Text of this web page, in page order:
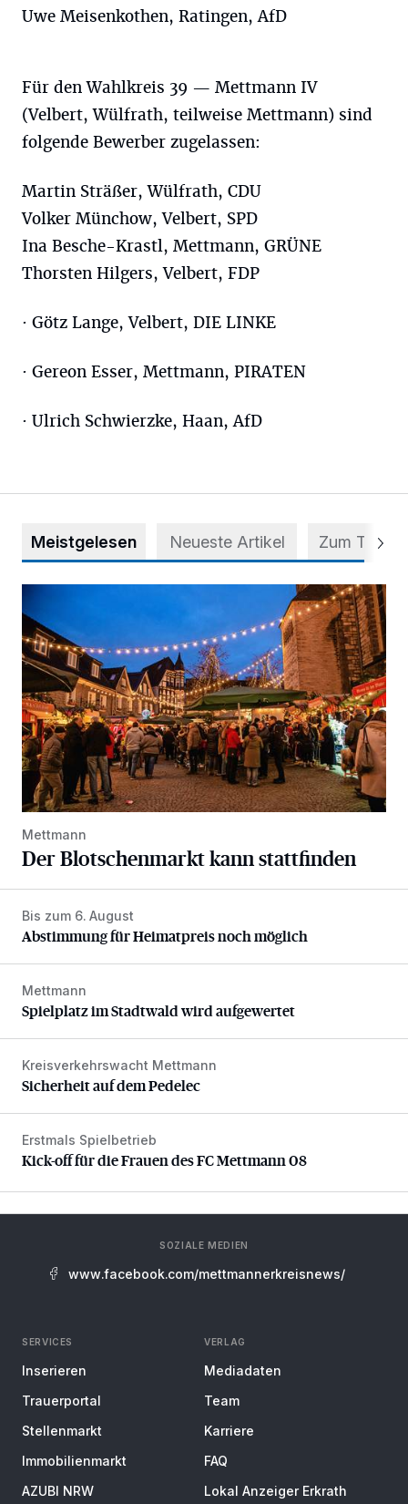
Uwe Meisenkothen, Ratingen, AfD
Für den Wahlkreis 39 — Mettmann IV
(Velbert, Wülfrath, teilweise Mettmann) sind
folgende Bewerber zugelassen:
Martin Sträßer, Wülfrath, CDU
Volker Münchow, Velbert, SPD
Ina Besche-Krastl, Mettmann, GRÜNE
Thorsten Hilgers, Velbert, FDP
· Götz Lange, Velbert, DIE LINKE
· Gereon Esser, Mettmann, PIRATEN
· Ulrich Schwierzke, Haan, AfD
Meistgelesen Neueste Artikel Zum Thema
Mettmann
Der Blotschenmarkt kann stattfinden
Abstimmung für Heimatpreis noch möglich
Bis zum 6. August
Abstimmung für Heimatpreis noch möglich
Spielplatz im Stadtwald wird aufgewertet
Mettmann
Spielplatz im Stadtwald wird aufgewertet
Sicherheit auf dem Pedelec
Kreisverkehrswacht Mettmann
Sicherheit auf dem Pedelec
Kick-off für die Frauen des FC Mettmann 08
Erstmals Spielbetrieb
Kick-off für die Frauen des FC Mettmann 08
SOZIALE MEDIEN
www.facebook.com/mettmannerkreisnews/
SERVICES
Inserieren
Trauerportal
Stellenmarkt
Immobilienmarkt
AZUBI NRW
VERLAG
Mediadaten
Team
Karriere
FAQ
Lokal Anzeiger Erkrath